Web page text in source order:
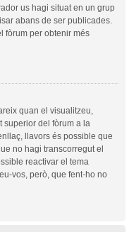
us hagi situat en un grup
abans de ser publicades.
fòrum per obtenir més
quan el visualitzeu,
superior del fòrum a la
llavors és possible que
no hagi transcorregut el
reactivar el tema
vos, però, que fent-ho no